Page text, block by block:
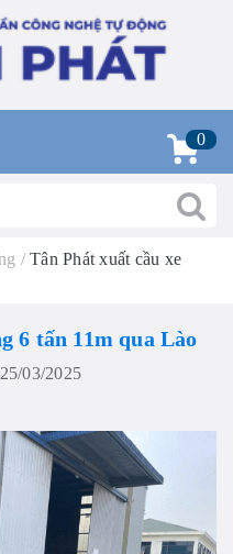
0
/ Tân Phát xuất cầu xe
6 tấn 11m qua Lào
03/2025